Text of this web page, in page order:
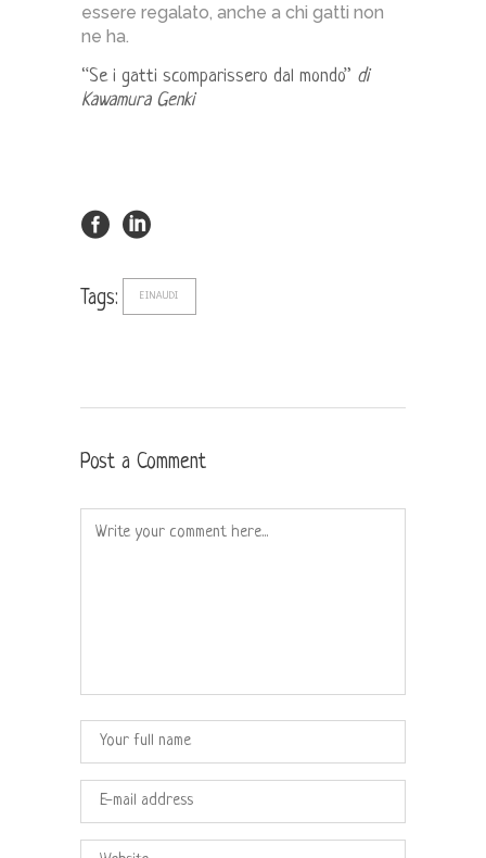
essere regalato, anche a chi gatti non
ne ha.
“Se i gatti scomparissero dal mondo” di
Kawamura Genki
Tags: EINAUDI
Post a Comment